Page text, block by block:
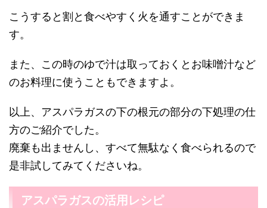
こうすると割と食べやすく火を通すことができま
す。
また、この時のゆで汁は取っておくとお味噌汁など
のお料理に使うこともできますよ。
以上、アスパラガスの下の根元の部分の下処理の仕
方のご紹介でした。
廃棄も出ませんし、すべて無駄なく食べられるので
是非試してみてくださいね。
アスパラガスの活用レシピ